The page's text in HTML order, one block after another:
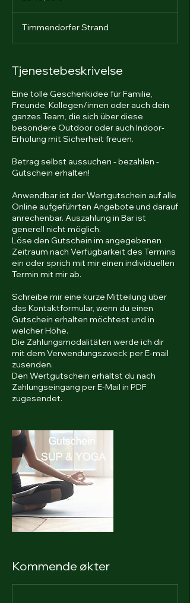
Timmendorfer Strand
Tjenestebeskrivelse
Eine tolle Geschenkidee für Familie,
Freunde, Kollegen/innen oder auch dein
ganzes Team, die sich über diese
besondere Outdoor oder auch Indoor-
Erholung mit Sicherheit freuen.
Betrag selbst aussuchen - bezahlen -
Gutschein erhalten!
Anwendbar ist der Wertgutschein auf alle
Online aufgeführten Angebote und darauf
anrechenbar. Auszahlung in Bar ist
generell nicht möglich.
Löse den Gutschein im angegebenen
Zeitraum nach Verfügbarkeit des Termins
ein oder sprich mit mir einen individuellen
Termin mit mir ab.
Schreibe mir eine kurze Mitteilung über
das Kontaktformular, wenn du einen
Gutschein erhalten möchtest und in
welcher Höhe.
Die Zahlungsmodalitäten werde ich dir
mit dem Verwendungszweck per E-mail
zusenden.
Den Wertgutschein erhältst du nach
Zahlungseingang per E-Mail in PDF
zugesendet.
Kommende økter